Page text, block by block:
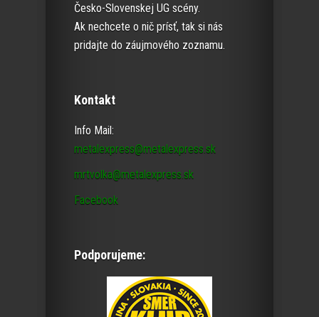
Česko-Slovenskej UG scény.
Ak nechcete o nič prísť, tak si nás
pridajte do záujmového zoznamu.
Kontakt
Info Mail:
metalexpress@metalexpress.sk
mrtvolka@metalexpress.sk
Facebook
Podporujeme: